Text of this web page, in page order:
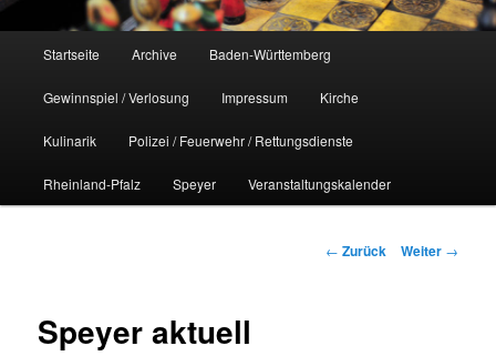
Startseite Archive Baden-Württemberg
Gewinnspiel / Verlosung Impressum Kirche
Kulinarik Polizei / Feuerwehr / Rettungsdienste
Rheinland-Pfalz Speyer Veranstaltungskalender
Beitrags-
← Zurück Weiter →
Speyer aktuell